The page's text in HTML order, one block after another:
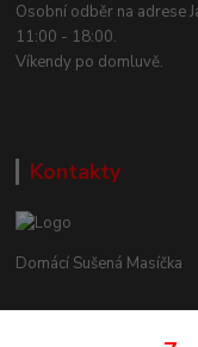
Osobní odběr na adrese
11:00 - 18:00.
Víkendy po domluvě.
Kontakty
Domácí Sušená Masíčka